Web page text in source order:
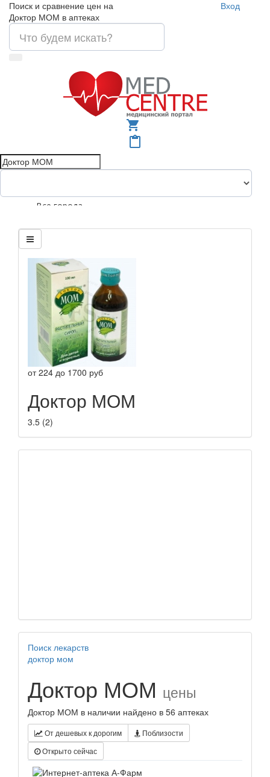
Поиск и сравнение цен на
Доктор МОМ в аптеках
Вход
shopping_cart
content_paste
Все города
от224 до 1700 руб
Доктор МОМ
3.5 (2)
Поиск лекарств
доктор мом
Доктор МОМ цены
Доктор МОМ в наличии найдено в 56 аптеках
От дешевых к дорогим
Поблизости
Открыто сейчас